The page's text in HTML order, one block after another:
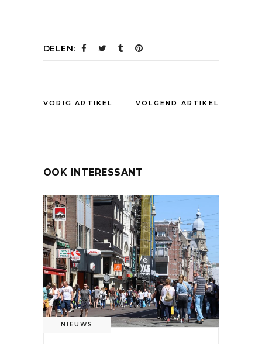
DELEN:
VORIG ARTIKEL VOLGEND ARTIKEL
OOK INTERESSANT
NIEUWS